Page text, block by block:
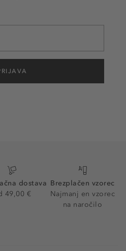
dostava
49,00 €
Brezplačen vzorec
Najmanj en vzorec
na naročilo